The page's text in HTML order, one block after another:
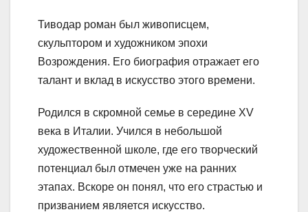
Тиводар роман был живописцем,
скульптором и художником эпохи
Возрождения. Его биография отражает его
талант и вклад в искусство этого времени.
Родился в скромной семье в середине XV
века в Италии. Учился в небольшой
художественной школе, где его творческий
потенциал был отмечен уже на ранних
этапах. Вскоре он понял, что его страстью и
призванием является искусство.